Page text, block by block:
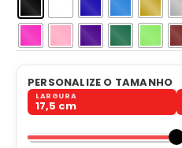
PERSONALIZE O TAMANHO
LARGURA
17,5 cm